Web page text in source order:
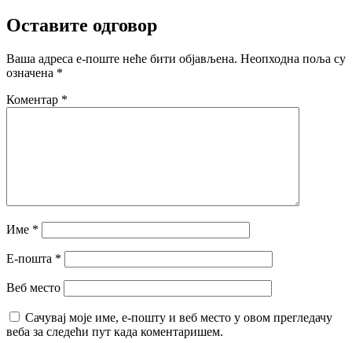
Оставите одговор
Ваша адреса е-поште неће бити објављена. Неопходна поља су
означена *
Коментар *
Име *
Е-пошта *
Веб место
Сачувај моје име, е-пошту и веб место у овом прегледачу
веба за следећи пут када коментаришем.